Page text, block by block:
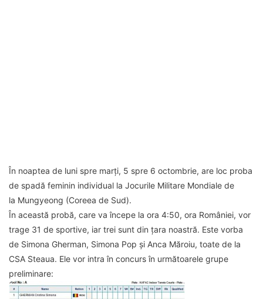
În noaptea de luni spre marți, 5 spre 6 octombrie, are loc proba
de spadă feminin individual la Jocurile Militare Mondiale de
la Mungyeong (Coreea de Sud).
În această probă, care va începe la ora 4:50, ora României, vor
trage 31 de sportive, iar trei sunt din țara noastră. Este vorba
de Simona Gherman, Simona Pop și Anca Măroiu, toate de la
CSA Steaua. Ele vor intra în concurs în următoarele grupe
preliminare: